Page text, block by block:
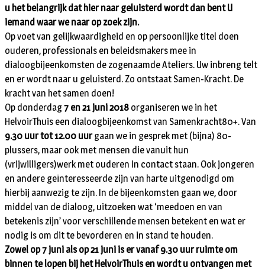
u het belangrijk dat hier naar geluisterd wordt dan bent U
iemand waar we naar op zoek zijn.
Op voet van gelijkwaardigheid en op persoonlijke titel doen
ouderen, professionals en beleidsmakers mee in
dialoogbijeenkomsten de zogenaamde Ateliers. Uw inbreng telt
en er wordt naar u geluisterd. Zo ontstaat Samen-Kracht. De
kracht van het samen doen!
Op donderdag7 en 21 juni 2018 organiseren we in het
HelvoirThuis een dialoogbijeenkomst van Samenkracht80+. Van
9.30 uur tot 12.00 uurgaan we in gesprek met (bijna) 80-
plussers, maar ook met mensen die vanuit hun
(vrijwilligers)werk met ouderen in contact staan. Ook jongeren
en andere geïnteresseerde zijn van harte uitgenodigd om
hierbij aanwezig te zijn. In de bijeenkomsten gaan we, door
middel van de dialoog, uitzoeken wat ‘meedoen en van
betekenis zijn’ voor verschillende mensen betekent en wat er
nodig is om dit te bevorderen en in stand te houden.
Zowel op 7 juni als op 21 juni is er vanaf 9.30 uur ruimte om
binnen te lopen bij het HelvoirThuis en wordt u ontvangen met